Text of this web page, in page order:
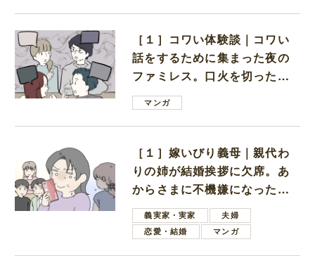
［１］コワい体験談｜コワい
話をするために集まった夜の
ファミレス。口火を切ったの
は電車好きの男の子ママ
マンガ
［１］嫁いびり義母｜親代わ
りの姉が結婚挨拶に欠席。あ
からさまに不機嫌になった義
母義実家・実家
夫婦
恋愛・結婚
マンガ